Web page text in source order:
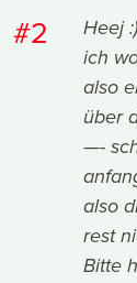
#2
Heej :)
ich
also
über
—-
also
rest
Bitte